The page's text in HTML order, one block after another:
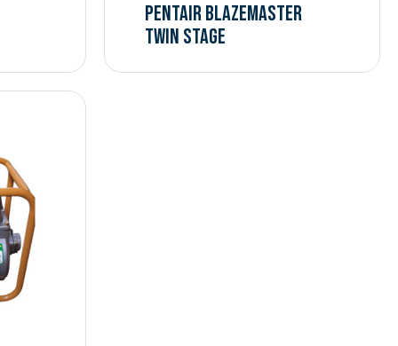
Pentair BLAZEMASTER
Twin Stage